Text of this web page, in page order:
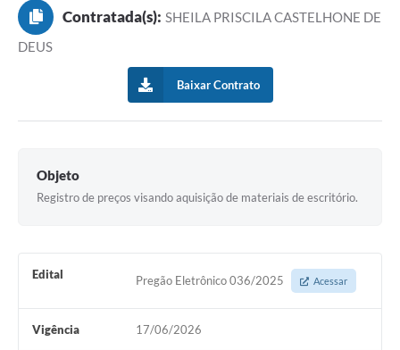
Contratada(s): SHEILA PRISCILA CASTELHONE DE
DEUS
Baixar Contrato
Objeto
Registro de preços visando aquisição de materiais de escritório.
Edital Pregão Eletrônico 036/2025 Acessar
Vigência 17/06/2026